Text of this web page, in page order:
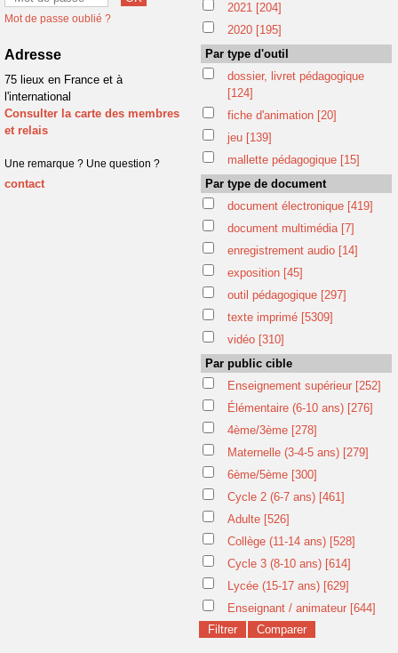
Mot de passe oublié ?
Adresse
75 lieux en France et à
l'international
Consulter la carte des membres
et relais
Une remarque ? Une question ?
contact
2021 [204]
2020 [195]
Par type d'outil
dossier, livret pédagogique
[124]
fiche d'animation [20]
jeu [139]
mallette pédagogique [15]
Par type de document
document électronique [419]
document multimédia [7]
enregistrement audio [14]
exposition [45]
outil pédagogique [297]
texte imprimé [5309]
vidéo [310]
Par public cible
Enseignement supérieur [252]
Élémentaire (6-10 ans) [276]
4ème/3ème [278]
Maternelle (3-4-5 ans) [279]
6ème/5ème [300]
Cycle 2 (6-7 ans) [461]
Adulte [526]
Collège (11-14 ans) [528]
Cycle 3 (8-10 ans) [614]
Lycée (15-17 ans) [629]
Enseignant / animateur [644]